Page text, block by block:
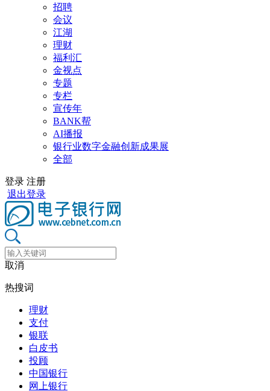
招聘
会议
江湖
理财
福利汇
金视点
专题
专栏
宣传年
BANK帮
AI播报
银行业数字金融创新成果展
全部
登录 注册
退出登录
取消
热搜词
理财
支付
银联
白皮书
投顾
中国银行
网上银行